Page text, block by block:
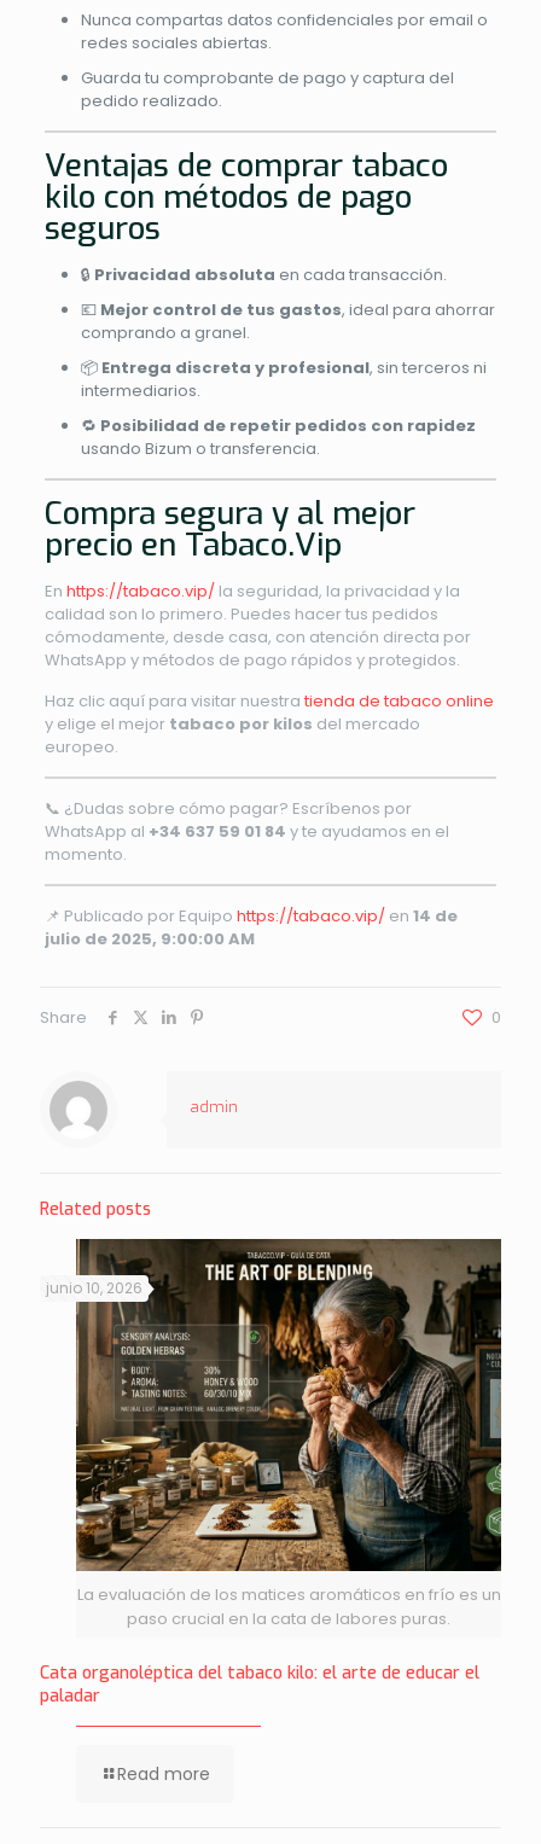
Nunca compartas datos confidenciales por email o
redes sociales abiertas.
Guarda tu comprobante de pago y captura del
pedido realizado.
Ventajas de comprar tabaco
kilo con métodos de pago
seguros
🔒 Privacidad absoluta en cada transacción.
💶 Mejor control de tus gastos, ideal para ahorrar
comprando a granel.
📦 Entrega discreta y profesional, sin terceros ni
intermediarios.
🔁 Posibilidad de repetir pedidos con rapidez
usando Bizum o transferencia.
Compra segura y al mejor
precio en Tabaco.Vip
En https://tabaco.vip/la seguridad, la privacidad y la
calidad son lo primero. Puedes hacer tus pedidos
cómodamente, desde casa, con atención directa por
WhatsApp y métodos de pago rápidos y protegidos.
Haz clic aquí para visitar nuestra tienda de tabaco online
y elige el mejor tabaco por kilos del mercado
europeo.
📞 ¿Dudas sobre cómo pagar? Escríbenos por
WhatsApp al +34 637 59 01 84 y te ayudamos en el
momento.
📌 Publicado por Equipo https://tabaco.vip/en 14 de
julio de 2025, 9:00:00 AM
Share 0
admin
Related posts
La evaluación de los matices aromáticos en frío es un
paso crucial en la cata de labores puras.
junio 10, 2026
Cata organoléptica del tabaco kilo: el arte de educar el
paladar
Read more